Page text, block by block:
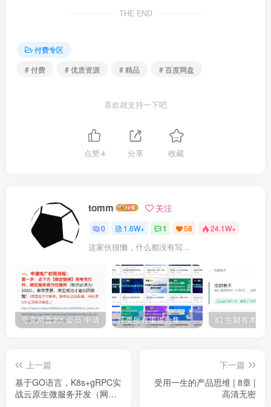
THE END
付费专区
# 付费
# 优质资源 # 精品 # 百度网盘
喜欢就支持一下吧
点赞4 分享 收藏
tomm 关注
0 1.6W+ 1 58 24.1W+
这家伙很懒，什么都没有写...
夸克网盘20t 会员 申请 IT类所有渠道合集 持续日更，目前近四千多条资源 年费用户微信私信获取权限
上一篇
基于GO语言，K8s+gRPC实
战云原生微服务开发（网盘
下一篇
受用一生的产品思维 | 8章 |
高清无密